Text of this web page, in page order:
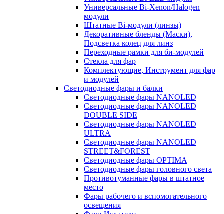
Универсальные Bi-Xenon/Halogen
модули
Штатные Bi-модули (линзы)
Декоративные бленды (Маски),
Подсветка колец для линз
Переходные рамки для би-модулей
Стекла для фар
Комплектующие, Инструмент для фар
и модулей
Светодиодные фары и балки
Светодиодные фары NANOLED
Светодиодные фары NANOLED
DOUBLE SIDE
Светодиодные фары NANOLED
ULTRA
Светодиодные фары NANOLED
STREET&FOREST
Светодиодные фары OPTIMA
Светодиодные фары головного света
Противотуманные фары в штатное
место
Фары рабочего и вспомогательного
освещения